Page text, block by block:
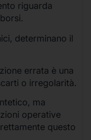
riguarda
determinano il
errata è una
o irregolarità.
ma
operative
questo